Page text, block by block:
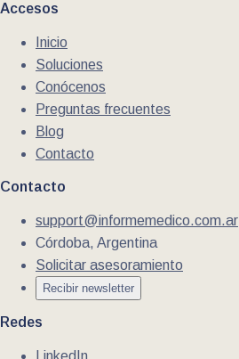
Accesos
Inicio
Soluciones
Conócenos
Preguntas frecuentes
Blog
Contacto
Contacto
support@informemedico.com.ar
Córdoba, Argentina
Solicitar asesoramiento
Recibir newsletter
Redes